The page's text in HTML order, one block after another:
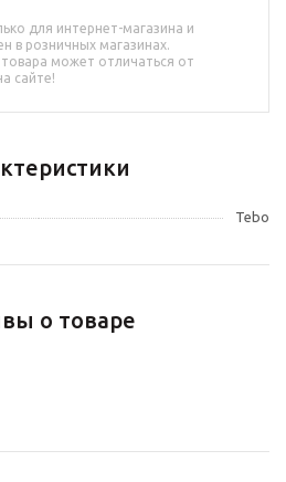
для интернет-магазина и
в розничных магазинах.
может отличаться от
сайте!
Tebo
о товаре